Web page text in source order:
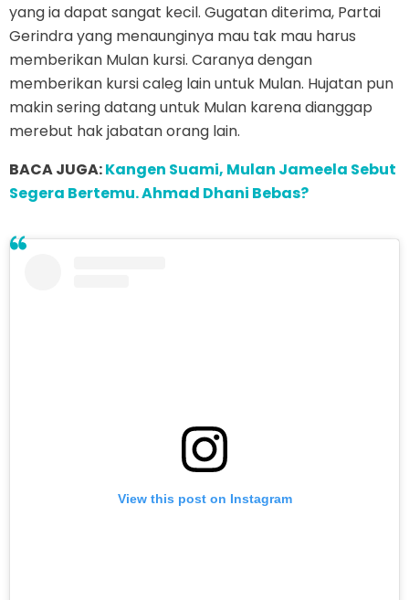
yang ia dapat sangat kecil. Gugatan diterima, Partai
Gerindra yang menaunginya mau tak mau harus
memberikan Mulan kursi. Caranya dengan
memberikan kursi caleg lain untuk Mulan. Hujatan pun
makin sering datang untuk Mulan karena dianggap
merebut hak jabatan orang lain.
BACA JUGA:Kangen Suami, Mulan Jameela Sebut
Segera Bertemu. Ahmad Dhani Bebas?
View this post on Instagram